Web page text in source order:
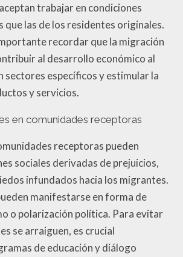
trabajar en condiciones
que las de los residentes originales.
recordar que la migración
al desarrollo económico al
sectores específicos y estimular la
y servicios.
en comunidades receptoras
receptoras pueden
sociales derivadas de prejuicios,
infundados hacia los migrantes.
manifestarse en forma de
o polarización política. Para evitar
se arraiguen, es crucial
de educación y diálogo